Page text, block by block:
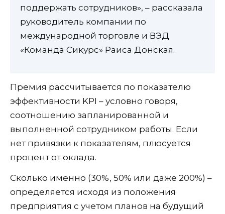
поддержать сотрудников», – рассказала
руководитель компании по
международной торговле и ВЭД
«Команда Сикурс» Раиса Донская.
Премия рассчитывается по показателю
эффективности KPI – условно говоря,
соотношению запланированной и
выполненной сотрудником работы. Если
нет привязки к показателям, плюсуется
процент от оклада.
Сколько именно (30%, 50% или даже 200%) –
определяется исходя из положения
предприятия с учетом планов на будущий